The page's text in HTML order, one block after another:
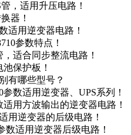
，适用升压电路！
器！
适用逆变器电路！
参数特点！
适合同步整流电路！
保护板！
有哪些型号？
数适用逆变器、UPS系列！
用方波输出的逆变器电路！
用逆变器的后级电路！
数适用逆变器后级电路！